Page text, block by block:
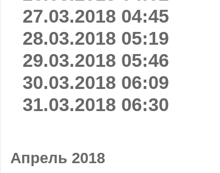
27.03.2018 04:45
28.03.2018 05:19
29.03.2018 05:46
30.03.2018 06:09
31.03.2018 06:30
Апрель 2018